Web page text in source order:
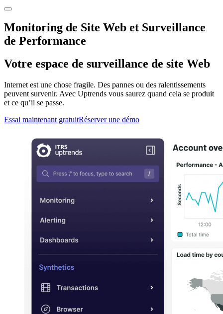
Monitoring de Site Web et Surveillance
de Performance
Votre espace de surveillance de site Web
Internet est une chose fragile. Des pannes ou des ralentissements
peuvent survenir. Avec Uptrends vous saurez quand cela se produit
et ce qu’il se passe.
Essai maintenant gratuitRéserver une démo